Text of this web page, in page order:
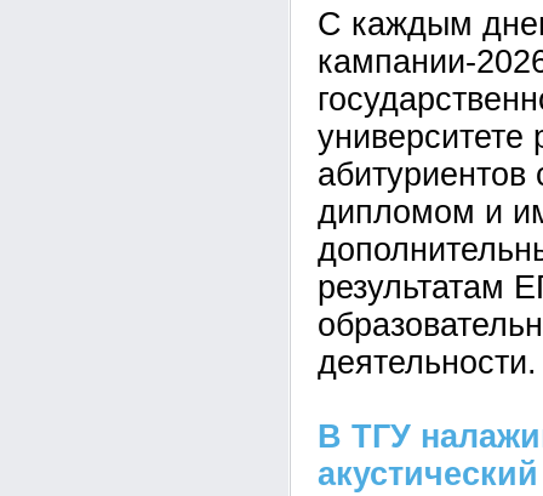
С каждым
кампании-
университете
дипломом и
результатам
деятельности.
В ТГУ